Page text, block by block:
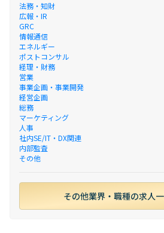
法務・知財
広報・IR
GRC
情報通信
エネルギー
ポストコンサル
経理・財務
営業
事業企画・事業開発
経営企画
総務
マーケティング
人事
社内SE/IT・DX関連
内部監査
その他
その他業界・職種の求人